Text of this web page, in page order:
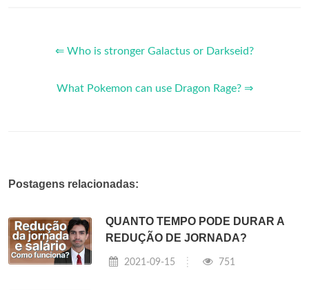
⇐ Who is stronger Galactus or Darkseid?
What Pokemon can use Dragon Rage? ⇒
Postagens relacionadas:
QUANTO TEMPO PODE DURAR A
REDUÇÃO DE JORNADA?
2021-09-15 751